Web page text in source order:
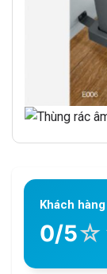
Khách
0/5☆